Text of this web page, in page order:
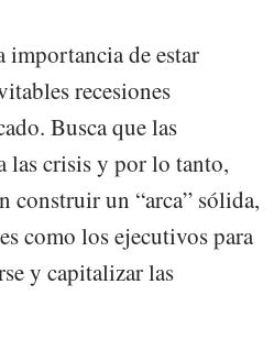
importancia de estar
recesiones
Busca que las
las crisis y por lo tanto,
construir un “arca” sólida,
como los ejecutivos para
y capitalizar las